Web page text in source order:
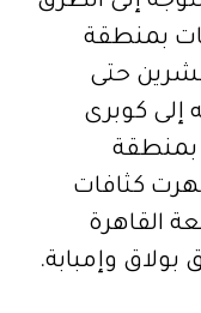
بمنطقة
حتى
إلى كوبرى
بمنطقة
كثافات
القاهرة
وإمبابة.